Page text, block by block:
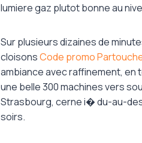
lumiere gaz plutot bonne au
Sur plusieurs dizaines de
cloisonsCode promo
ambiance avec raffinement, en
une belle 300 machines vers
Strasbourg, cerne i� du-au-
soirs.